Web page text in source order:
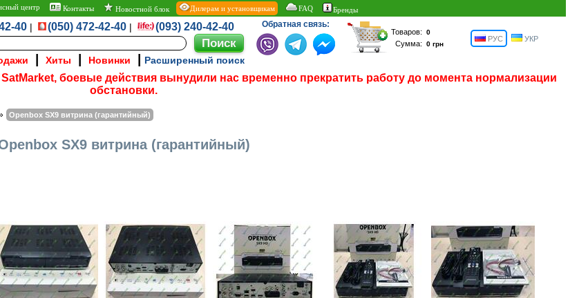
центр Контакты Новостной блок Дилерам и установщикам FAQ Бренды
40| (050) 472-42-40| (093) 240-42-40
Хиты Новинки Расширенный поиск
Обратная связь:
Товаров:
Сумма:
РУС УКР
боевые действия вынудили нас временно прекратить работу до момента нормализации
обстановки.
Openbox SX9 витрина (гарантийный)
SX9 витрина (гарантийный)